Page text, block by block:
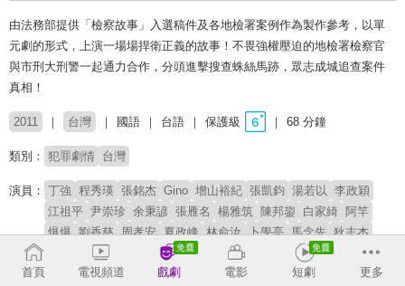
由法務部提供「檢察故事」入選稿件及各地檢署案例作為製作參考，以單
元劇的形式，上演一場場捍衛正義的故事！不畏強權壓迫的地檢署檢察官
與市刑大刑警一起通力合作，分頭進擊搜查蛛絲馬跡，眾志成城追查案件
真相！
2011 台灣 國語 台語 保護級 68 分鐘
類別： 犯罪劇情 台灣
演員： 丁強 程秀瑛 張銘杰 Gino 增山裕紀 張凱鈞 湯若以 李政穎
江祖平 尹崇珍 余秉諺 張雁名 楊雅筑 陳邦鋆 白家綺 阿竿
爆爆 劉香慈 周孝安 夏政峰 林俞汝 卜學亮 馬念先 狄志杰
張瓊姿 李佳豫 章永華 王希華
首頁 電視頻道 戲劇 電影 短劇 更多